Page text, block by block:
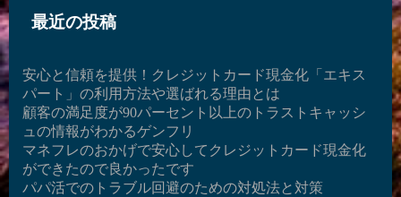
最近の投稿
安心と信頼を提供！クレジットカード現金化「エキス
パート」の利用方法や選ばれる理由とは
顧客の満足度が90パーセント以上のトラストキャッシ
ュの情報がわかるゲンフリ
マネフレのおかげで安心してクレジットカード現金化
ができたので良かったです
パパ活でのトラブル回避のための対処法と対策